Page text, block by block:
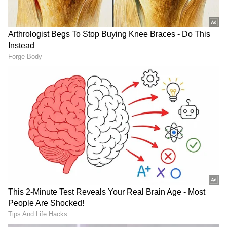
ಬಿಪಿಎಲ್ ಅಥವಾ ಪಡಿತರ ಚೀಟಿ ಹೊಂದಿಲ್ಲವೇ ಎಂಬ
ಮಾಹಿತಿ. BPL ಕಾರ್ಡ್ ಹೊಂದಿದ್ದಲ್ಲಿ ಅದರ ಸಂಖ್ಯೆ.
ರಾಜ್ಯದ ನೋಂದಾಯಿತ ಮತದಾರರೇ ಎಂಬುದರ ಖಾತ್ರಿಗಾಗಿ
EPIC Number ನೀಡಬೇಕು.
ಅರ್ಜಿದಾರರ ಭಾವಚಿತ್ರ (Applicant Photo):
ಫಲಾನುಭವಿಯ ಲೈವ್ ಫೋಟೋ ಅಥವಾ ಭಾವಚಿತ್ರ
LATEST VIDEOS
"ರಾಜಕೀಯ ಬೇಡ, ಸಿನಿಮಾನೇ ಪ್ರಾಣ":
ಕನಕೋತ್ಸವದಲ್ಲಿ ರಿಷಬ್ ಶೆಟ್ಟಿ | Rishab
Shetty speech | Suvarna News
ಶೇ.50 ರಿಂದ ಶೇ.18 ಕ್ಕೆ TAX ಇಳಿಕೆ: ಮೋದಿ-
ಟ್ರಂಪ್ ಐತಿಹಾಸಿಕ ಒಪ್ಪಂದ | India US